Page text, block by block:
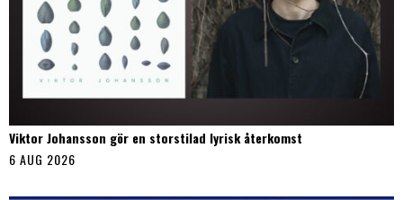
Viktor Johansson gör en storstilad lyrisk återkomst
6 AUG 2026